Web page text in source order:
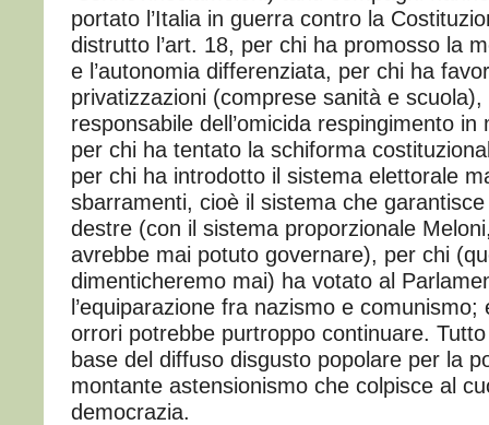
portato l’Italia in guerra contro la
distrutto l’art. 18, per chi ha promosso la
e l’autonomia differenziata, per chi ha
privatizzazioni (comprese sanità e
responsabile dell’omicida respingimento
per chi ha tentato la schiforma
per chi ha introdotto il sistema elettorale
sbarramenti, cioè il sistema che
destre (con il sistema proporzionale
avrebbe mai potuto governare), per chi
dimenticheremo mai) ha votato al
l’equiparazione fra nazismo e
orrori potrebbe purtroppo continuare.
base del diffuso disgusto popolare per la
montante astensionismo che colpisce al
democrazia.